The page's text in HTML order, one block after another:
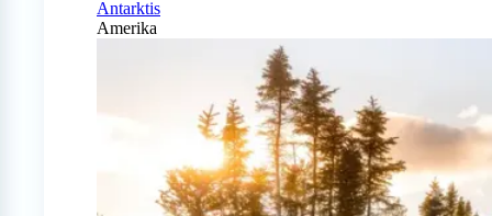
Antarktis
Amerika